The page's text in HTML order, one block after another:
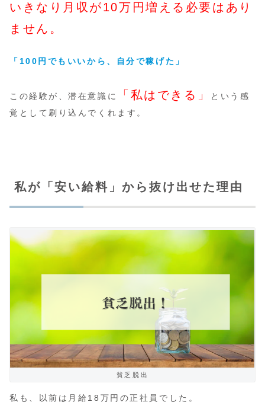
いきなり月収が10万円増える必要はあり
ません。
「100円でもいいから、自分で稼げた」
この経験が、潜在意識に 「私はできる」
という感
覚として刷り込んでくれます。
私が「安い給料」から抜け出せた理由
貧乏脱出
私も、以前は月給18万円の正社員でした。